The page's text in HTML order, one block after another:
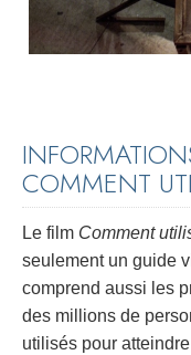
COMMENT
Le film Comment
seulement un guide
comprend aussi les
des millions de
utilisés pour